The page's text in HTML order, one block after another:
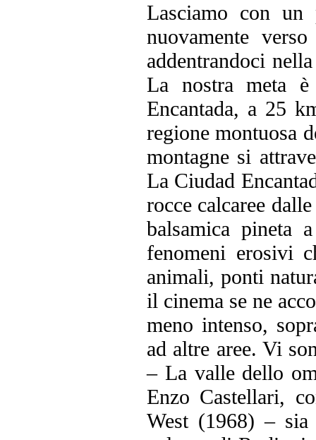
Lasciamo con un
nuovamente
addentrandoci
La nostra meta
Encantada, a 25
regione montuosa
montagne si
La Ciudad
rocce calcaree
balsamica pineta
fenomeni erosivi
animali, ponti
il cinema se ne
meno intenso,
ad altre aree. Vi
– La valle dello
Enzo Castellari,
West (1968) –